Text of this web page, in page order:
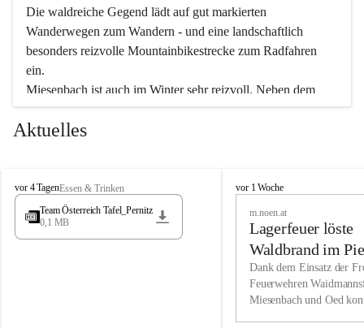
Die waldreiche Gegend lädt auf gut markierten
Wanderwegen zum Wandern - und eine landschaftlich
besonders reizvolle Mountainbikestrecke zum Radfahren
ein.
Miesenbach ist auch im Winter sehr reizvoll. Neben dem
Eisstockschießen gibt es auf dem nahe gelegenen Unterberg
wunderschöne Naturschneepisten, die zum Schifahren oder
vielfältige Angebot unserer Kulturvereine.
Überzeugen Sie sich selbst, dass Sie in Miesenbach sowie
in den Beherbergungsbetrieben, Gaststätten und urigen
Wir kennen Miesenbach als lebens- und liebenswerten Ort.
Tradition und Innovation werden ebenso groß geschrieben
Aktuelles
M
i
s
vor 4 TagenEssen & Trinken
Team Österreich Tafel_Pernitz
0,1 MB
M
h
vor 1 Woche
m.noen.at
Lagerfeuer löste
Waldbrand im
aus
Dank dem Einsatz der
Feuerwehren
Miesenbach und Oed